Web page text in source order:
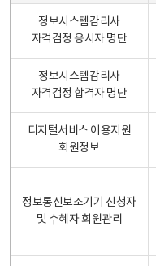
정보시스템감리사
자격검정 응시자 명단
정보시스템감리사
자격검정 합격자 명단
디지털서비스 이용지원
회원정보
정보통신보조기기 신청자
및 수혜자 회원관리